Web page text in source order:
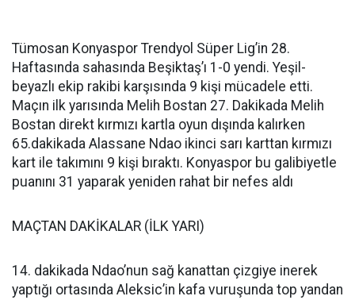
Tümosan Konyaspor Trendyol Süper Lig’in 28.
Haftasında sahasında Beşiktaş’ı 1-0 yendi. Yeşil-
beyazlı ekip rakibi karşısında 9 kişi mücadele etti.
Maçın ilk yarısında Melih Bostan 27. Dakikada Melih
Bostan direkt kırmızı kartla oyun dışında kalırken
65.dakikada Alassane Ndao ikinci sarı karttan kırmızı
kart ile takımını 9 kişi bıraktı. Konyaspor bu galibiyetle
puanını 31 yaparak yeniden rahat bir nefes aldı
MAÇTAN DAKİKALAR (İLK YARI)
14. dakikada Ndao’nun sağ kanattan çizgiye inerek
yaptığı ortasında Aleksic’in kafa vuruşunda top yandan